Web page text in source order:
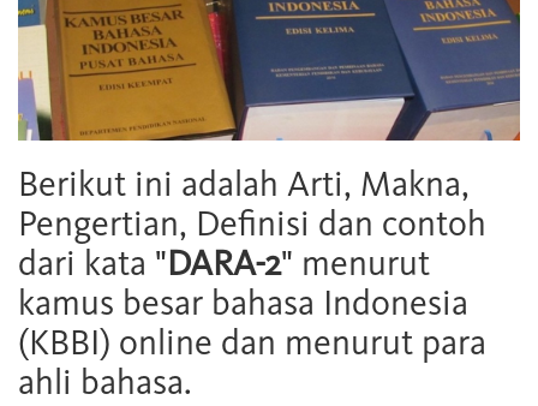
Berikut ini adalah Arti, Makna,
Pengertian, Definisi dan contoh
dari kata "DARA-2" menurut
kamus besar bahasa Indonesia
(KBBI) online dan menurut para
ahli bahasa.